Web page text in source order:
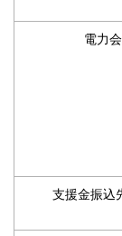
電力
支援金振込